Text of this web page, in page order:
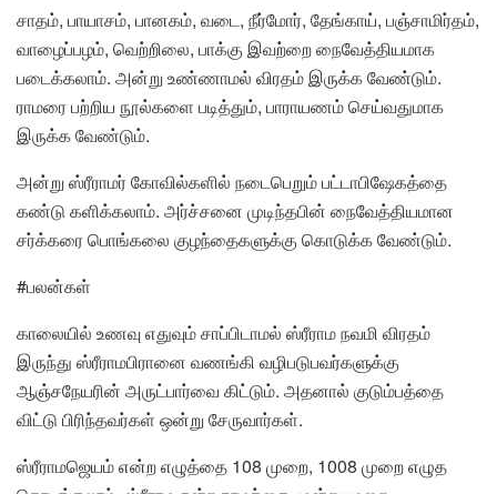
சாதம், பாயாசம், பானகம், வடை, நீர்மோர், தேங்காய், பஞ்சாமிர்தம்,
வாழைப்பழம், வெற்றிலை, பாக்கு இவற்றை நைவேத்தியமாக
படைக்கலாம். அன்று உண்ணாமல் விரதம் இருக்க வேண்டும்.
ராமரை பற்றிய நூல்களை படித்தும், பாராயணம் செய்வதுமாக
இருக்க வேண்டும்.
அன்று ஸ்ரீராமர் கோவில்களில் நடைபெறும் பட்டாபிஷேகத்தை
கண்டு களிக்கலாம். அர்ச்சனை முடிந்தபின் நைவேத்தியமான
சர்க்கரை பொங்கலை குழந்தைகளுக்கு கொடுக்க வேண்டும்.
#பலன்கள்
காலையில் உணவு எதுவும் சாப்பிடாமல் ஸ்ரீராம நவமி விரதம்
இருந்து ஸ்ரீராமபிரானை வணங்கி வழிபடுபவர்களுக்கு
ஆஞ்சநேயரின் அருட்பார்வை கிட்டும். அதனால் குடும்பத்தை
விட்டு பிரிந்தவர்கள் ஒன்று சேருவார்கள்.
ஸ்ரீராமஜெயம் என்ற எழுத்தை 108 முறை, 1008 முறை எழுத